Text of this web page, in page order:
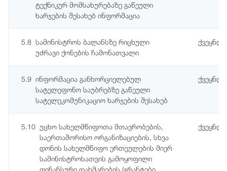
ტექნიკურ მომსახურებაზე გაწეული
ხარჯების შესახებ ინფორმაცია
5.8 სამინისტროს ბალანსზე რიცხული
უძრავი ქონების ჩამონათვალი
5.9 ინფორმაცია განხორციელებულ
სატელეფონო საუბრებზე გაწეული
სატელეკომუნიკაციო ხარჯების შესახებ
5.10 უცხო სახელმწიფოთა მთავრობების,
საერთაშორისო ორგანიზაციების, სხვა
დონის სახელმწიფო ერთეულების მიერ
სამინისტროსათვის გამოყოფილი
ფინანსური დახმარების (გრანტები,